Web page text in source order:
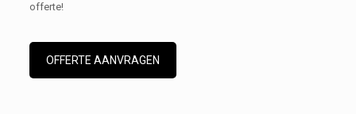
offerte!
OFFERTE AANVRAGEN